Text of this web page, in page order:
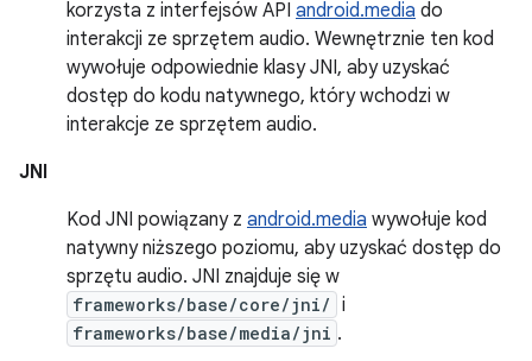
korzysta z interfejsów API android.media do
interakcji ze sprzętem audio. Wewnętrznie ten kod
wywołuje odpowiednie klasy JNI, aby uzyskać
dostęp do kodu natywnego, który wchodzi w
interakcje ze sprzętem audio.
JNI
Kod JNI powiązany z android.media wywołuje kod
natywny niższego poziomu, aby uzyskać dostęp do
sprzętu audio. JNI znajduje się w
frameworks/base/core/jni/ i
frameworks/base/media/jni .